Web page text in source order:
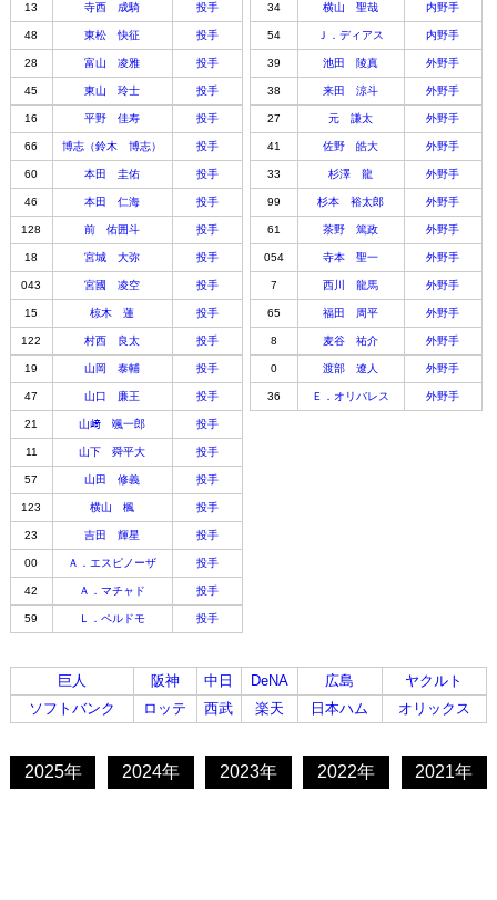
13 寺西 成騎 投手
48 東松 快征 投手
28 富山 凌雅 投手
45 東山 玲士 投手
16 平野 佳寿 投手
66 博志（鈴木 博志） 投手
60 本田 圭佑 投手
46 本田 仁海 投手
128 前 佑囲斗 投手
18 宮城 大弥 投手
043 宮國 凌空 投手
15 椋木 蓮 投手
122 村西 良太 投手
19 山岡 泰輔 投手
47 山口 廉王 投手
21 山﨑 颯一郎 投手
11 山下 舜平大 投手
57 山田 修義 投手
123 横山 楓 投手
23 吉田 輝星 投手
00 Ａ．エスピノーザ 投手
42 Ａ．マチャド 投手
59 Ｌ．ペルドモ 投手
34 横山 聖哉 内野手
54 Ｊ．ディアス 内野手
39 池田 陵真 外野手
38 来田 涼斗 外野手
27 元 謙太 外野手
41 佐野 皓大 外野手
33 杉澤 龍 外野手
99 杉本 裕太郎 外野手
61 茶野 篤政 外野手
054 寺本 聖一 外野手
7 西川 龍馬 外野手
65 福田 周平 外野手
8 麦谷 祐介 外野手
0 渡部 遼人 外野手
36 Ｅ．オリバレス 外野手
巨人 阪神 中日 DeNA 広島
ヤクルト
ソフトバンク
ロッテ 西武 楽天 日本ハム オリックス
2025年 2024年 2023年 2022年 2021年